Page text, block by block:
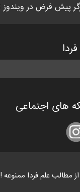
پیش فرض در ویندوز 10
های اجتماعی
مطالب علم فردا ممنوعه !